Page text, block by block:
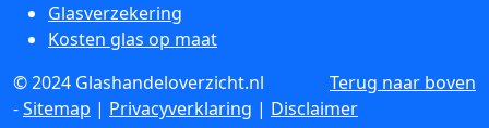
Glasverzekering
Kosten glas op maat
Terug naar boven
© 2024 Glashandeloverzicht.nl
-Sitemap | Privacyverklaring | Disclaimer